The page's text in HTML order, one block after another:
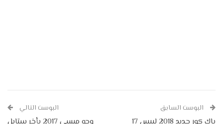
البوست السابق البوست التالي